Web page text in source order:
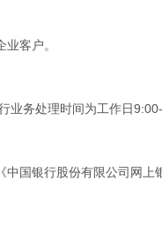
客户。
业务处理时间为工作日
中国银行股份有限公司网上